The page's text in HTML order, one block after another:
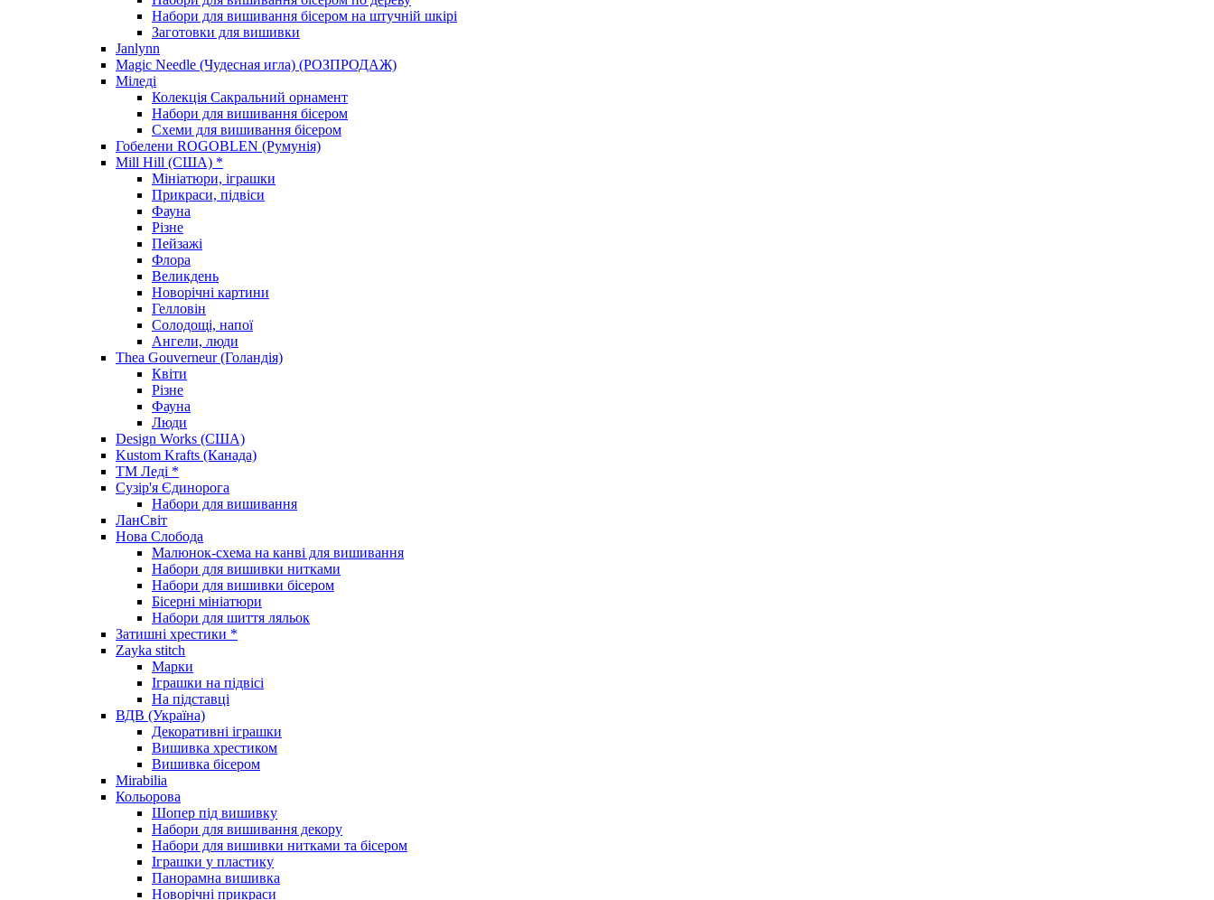
Набори для вишивання бісером на штучній шкірі
Заготовки для вишивки
Janlynn
Magic Needle (Чудесная игла) (РОЗПРОДАЖ)
Міледі
Колекція Сакральний орнамент
Набори для вишивання бісером
Схеми для вишивання бісером
Гобелени ROGOBLEN (Румунія)
Mill Hill (США) *
Мініатюри, іграшки
Прикраси, підвіси
Фауна
Різне
Пейзажі
Флора
Великдень
Новорічні картини
Гелловін
Солодощі, напої
Ангели, люди
Thea Gouverneur (Голандія)
Квіти
Різне
Фауна
Люди
Design Works (США)
Kustom Krafts (Канада)
ТМ Леді *
Сузір'я Єдинорога
Набори для вишивання
ЛанСвіт
Нова Слобода
Малюнок-схема на канві для вишивання
Набори для вишивки нитками
Набори для вишивки бісером
Бісерні мініатюри
Набори для шиття ляльок
Затишні хрестики *
Zayka stitch
Марки
Іграшки на підвісі
На підставці
ВДВ (Україна)
Декоративні іграшки
Вишивка хрестиком
Вишивка бісером
Mirabilia
Кольорова
Шопер під вишивку
Набори для вишивання декору
Набори для вишивки нитками та бісером
Іграшки у пластику
Панорамна вишивка
Новорічні прикраси